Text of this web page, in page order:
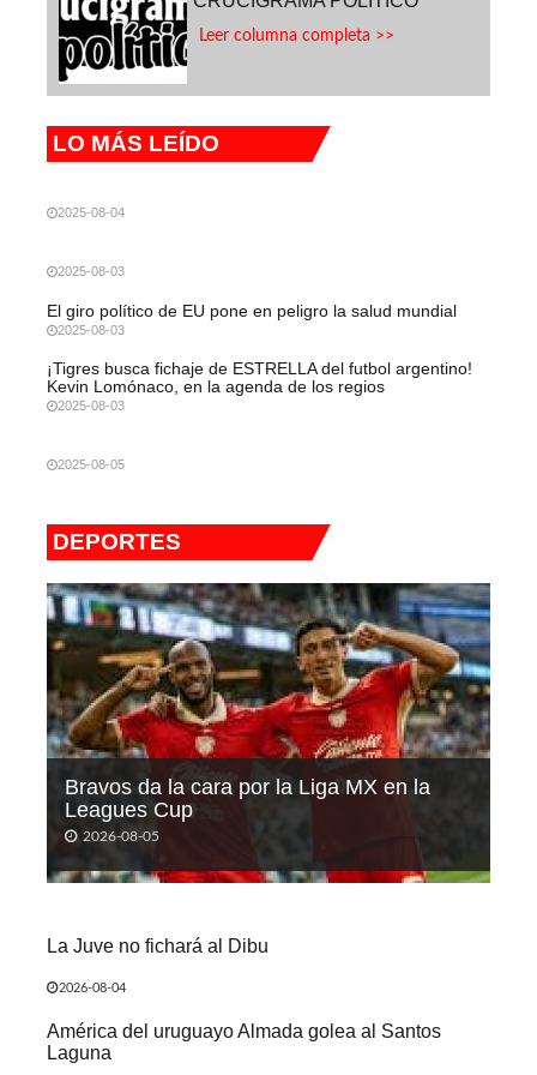
Leer columna completa >>
LO MÁS LEÍDO
2025-08-04
2025-08-03
El giro político de EU pone en peligro la salud mundial
2025-08-03
¡Tigres busca fichaje de ESTRELLA del futbol argentino!
Kevin Lomónaco, en la agenda de los regios
2025-08-03
2025-08-05
DEPORTES
Bravos da la cara por la Liga MX en la
Leagues Cup
2026-08-05
La Juve no fichará al Dibu
2026-08-04
América del uruguayo Almada golea al Santos
Laguna